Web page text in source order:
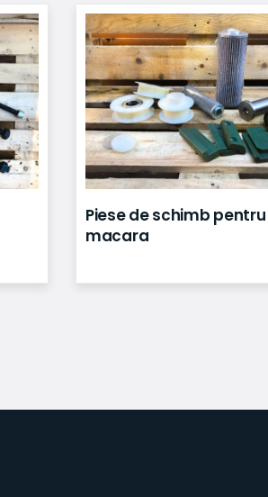
Piese de schimb pentru
macara